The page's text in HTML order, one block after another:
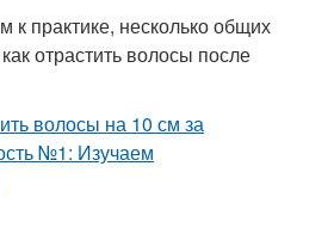
практике, несколько общих
отрастить волосы после